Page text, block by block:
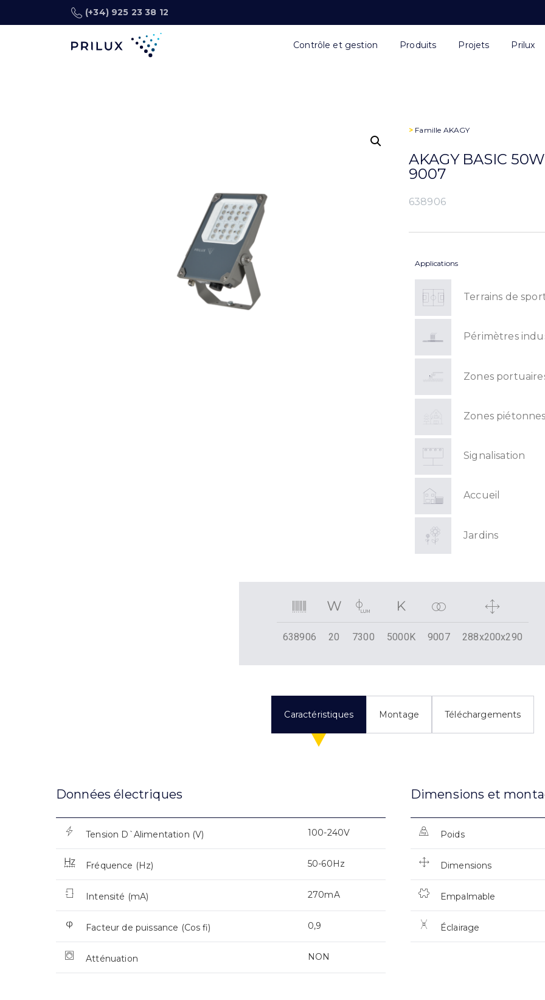
(+34) 925 23 38 12
Contrôle et gestion Produits Projets Prilux
> Famille AKAGY
AKAGY BASIC
9007
638906
Applications
Terrains de
Périmètres
Zones
Zones
Signalisation
Accueil
Jardins
638906 20 7300 5000K 9007 288x200x290
Caractéristiques Montage Téléchargements
Données électriques
Tension D`Alimentation (V) 100-240V
Fréquence (Hz) 50-60Hz
Intensité (mA) 270mA
Facteur de puissance (Cos fi) 0,9
Atténuation NON
Dimensions et
Poids
Dimensions
Empalmable
Éclairage